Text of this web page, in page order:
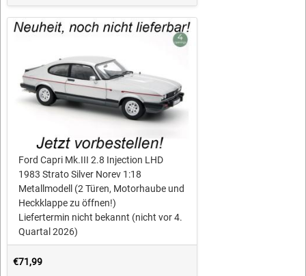
Ford Capri Mk.III 2.8 Injection LHD
1983 Strato Silver Norev 1:18
Metallmodell (2 Türen, Motorhaube und
Heckklappe zu öffnen!)
Liefertermin nicht bekannt (nicht vor 4.
Quartal 2026)
€71,99